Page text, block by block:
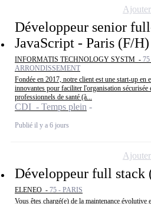
Développeur senior
JavaScript - Paris (F/
INFORMATIS TECHNOLOGY SYSTM -
ARRONDISSEMENT
Fondée en 2017, notre client est une start-up en
innovantes pour faciliter l'organisation sécurisée
professionnels de santé (à...
CDI - Temps plein
Publié il y a 6 jours
Développeur full stack
ELENEO - 75 - PARIS
Vous êtes chargé(e) de la maintenance